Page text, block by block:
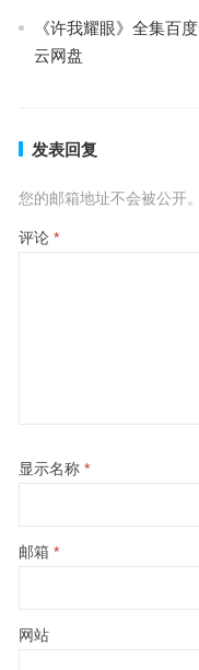
《许我耀眼》全集百
云网盘
发表回复
您的邮箱地址不会被公开。
评论 *
显示名称 *
邮箱 *
网站